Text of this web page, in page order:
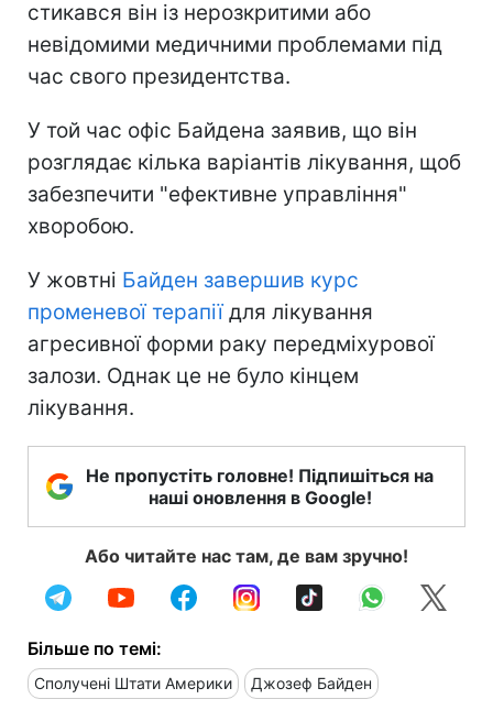
стикався він із нерозкритими або
невідомими медичними проблемами під
час свого президентства.
У той час офіс Байдена заявив, що він
розглядає кілька варіантів лікування, щоб
забезпечити "ефективне управління"
хворобою.
У жовтні Байден завершив курс
променевої терапіїдля лікування
агресивної форми раку передміхурової
залози. Однак це не було кінцем
лікування.
Не пропустіть головне! Підпишіться на
наші оновлення в Google!
Або читайте нас там, де вам зручно!
Більше по темі:
Сполучені Штати Америки Джозеф Байден